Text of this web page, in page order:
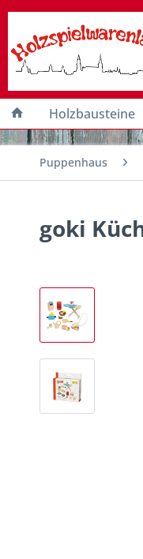
Holzbausteine
Puppenhaus
goki